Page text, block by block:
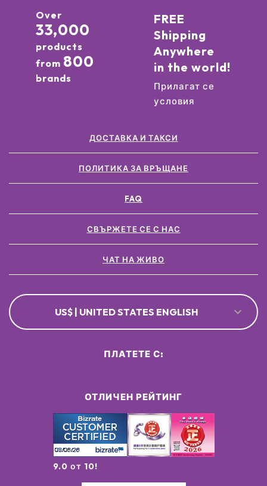
Over
33,000
products
from 800
brands
FREE
Shipping
Anywhere
in the world!
Прилагат се
условия
ДОСТАВКА И ТАКСИ
ПОЛИТИКА ЗА ВРЪЩАНЕ
FAQ
СВЪРЖЕТЕ СЕ С НАС
ЧАТ НА ЖИВО
US$ | UNITED STATES ENGLISH
ОТЛИЧЕН РЕЙТИНГ
9.0 от 10!
ПЛАТЕТЕ С: